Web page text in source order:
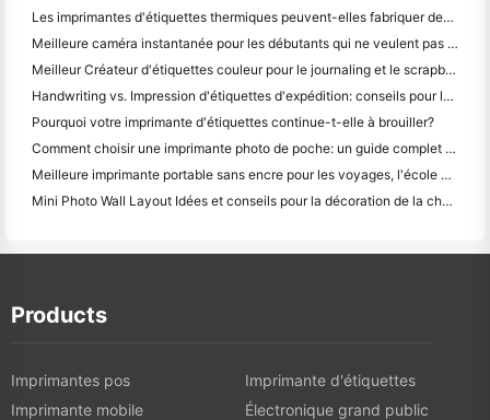
Les imprimantes d'étiquettes thermiques peuvent-elles fabriquer des étiquettes imperméables pour les produits des petites entreprises?
Meilleure caméra instantanée pour les débutants qui ne veulent pas gaspiller du papier
Meilleur Créateur d'étiquettes couleur pour le journaling et le scrapbooking: ajouter plus de couleur à chaque page
Handwriting vs. Impression d'étiquettes d'expédition: conseils pour les petites entreprises en 2026
Pourquoi votre imprimante d'étiquettes continue-t-elle à brouiller?
Comment choisir une imprimante photo de poche: un guide complet pour les utilisateurs de journaux, de voyages et d'iPhone
Meilleure imprimante portable sans encre pour les voyages, l'école et le travail mobile: Hanin MT620 Pro Review
Mini Photo Wall Layout Idées et conseils pour la décoration de la chambre à coucher et du dortoir
Products
Imprimantes pos
Imprimante d'étiquettes
Imprimante mobile
Électronique grand public